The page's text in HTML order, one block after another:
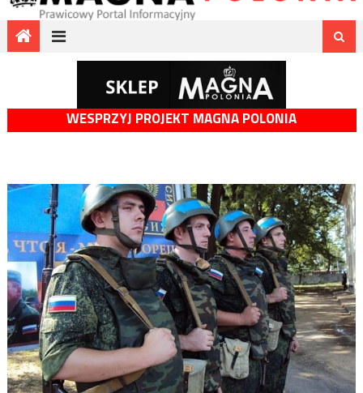
WESPRZYJ PROJEKT MAGNA POLONIA